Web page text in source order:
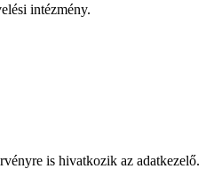
intézmény.
is hivatkozik az adatkezelő.